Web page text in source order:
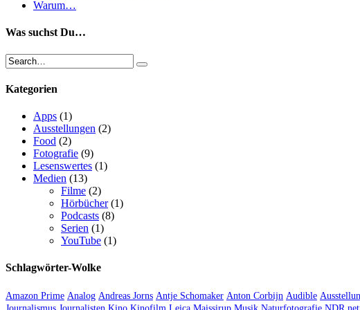
Warum…
Was suchst Du…
Kategorien
Apps (1)
Ausstellungen (2)
Food (2)
Fotografie (9)
Lesenswertes (1)
Medien (13)
Filme (2)
Hörbücher(1)
Podcasts (8)
Serien (1)
YouTube (1)
Schlagwörter-Wolke
Amazon Prime Analog Andreas Jorns Antje Schomaker Anton Corbijn Audible